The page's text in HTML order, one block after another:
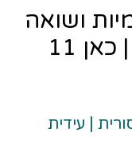
ושואה
11